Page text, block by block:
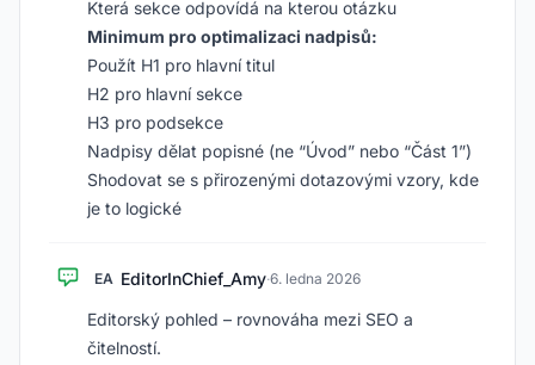
Která sekce odpovídá na kterou otázku
Minimum pro optimalizaci nadpisů:
Použít H1 pro hlavní titul
H2 pro hlavní sekce
H3 pro podsekce
Nadpisy dělat popisné (ne “Úvod” nebo “Část 1”)
Shodovat se s přirozenými dotazovými vzory, kde
je to logické
EA EditorInChief_Amy·6. ledna 2026
Editorský pohled – rovnováha mezi SEO a
čitelností.